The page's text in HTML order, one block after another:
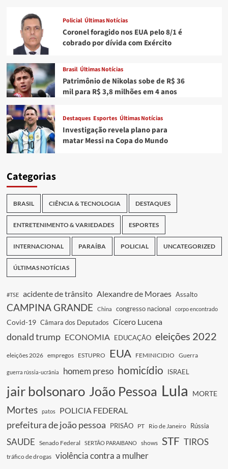
Policial Últimas Notícias
Coronel foragido nos EUA pelo 8/1 é
cobrado por dívida com Exército
Brasil Últimas Notícias
Patrimônio de Nikolas sobe de R$ 36
mil para R$ 3,8 milhões em 4 anos
Destaques Esportes Últimas Notícias
Investigação revela plano para
matar Messi na Copa do Mundo
Categorias
BRASIL CIÊNCIA & TECNOLOGIA DESTAQUES
ENTRETENIMENTO & VARIEDADES ESPORTES
INTERNACIONAL PARAÍBA POLICIAL UNCATEGORIZED
ÚLTIMAS NOTÍCIAS
#TSE acidente de trânsito Alexandre de Moraes Assalto
CAMPINA GRANDE China congresso nacional corpo encontrado
Covid-19 Câmara dos Deputados Cícero Lucena
donald trump ECONOMIA EDUCAÇÃO eleições 2022
eleições 2026 empregos ESTUPRO EUA FEMINICIDIO Guerra
guerra rússia-ucrânia homem preso homicídio ISRAEL
jair bolsonaro João Pessoa Lula MORTE
Mortes patos POLICIA FEDERAL
prefeitura de joão pessoa PRISÃO PT Rio de Janeiro Rússia
SAUDE Senado Federal SERTÃO PARAIBANO shows STF TIROS
tráfico de drogas violência contra a mulher